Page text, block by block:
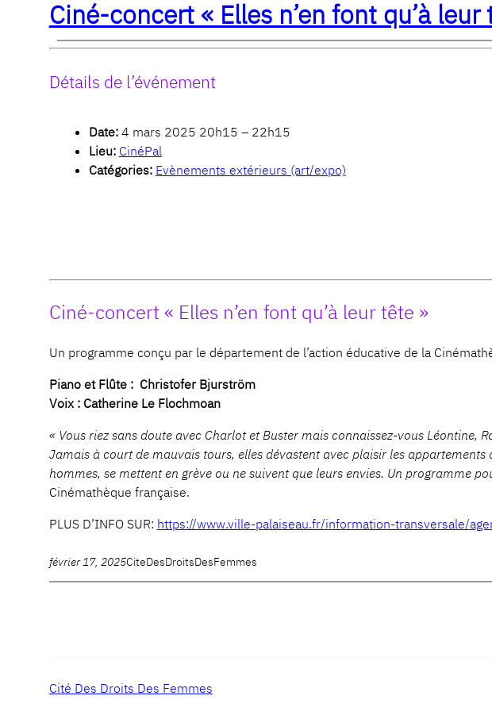
Ciné-concert « Elles n’en font qu’à leur
Détails de l’événement
Date: 4 mars 2025 20h15 – 22h15
Lieu: CinéPal
Catégories: Evènements extérieurs (art/expo)
Ciné-concert « Elles n’en font qu’à leur tête »
Un programme conçu par le département de l’action éducative de la
Piano et Flûte : Christofer Bjurström
Voix : Catherine Le Flochmoan
« Vous riez sans doute avec Charlot et Buster mais connaissez-vous Léontine,
Jamais à court de mauvais tours, elles dévastent avec plaisir les
hommes, se mettent en grève ou ne suivent que leurs envies. Un programme
Cinémathèque française.
PLUS D’INFO SUR: https://www.ville-palaiseau.fr/information-transversale/
février 17, 2025CiteDesDroitsDesFemmes
Cité Des Droits Des Femmes